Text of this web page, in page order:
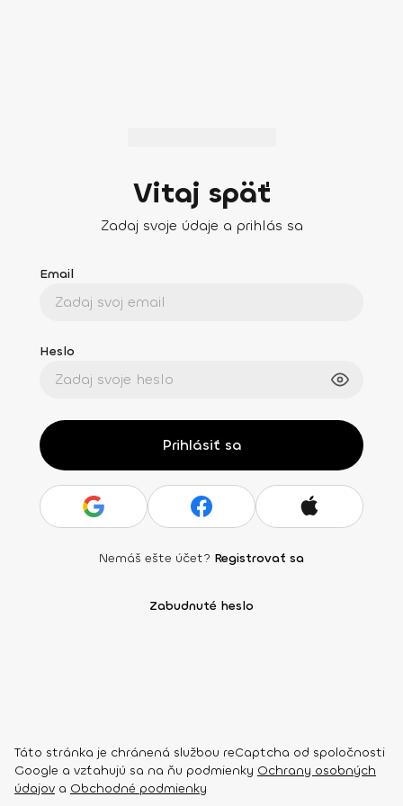
Vitaj späť
Zadaj svoje údaje a prihlás sa
Email
Heslo
Prihlásiť sa
Nemáš ešte účet? Registrovať sa
Zabudnuté heslo
Táto stránka je chránená službou reCaptcha od spoločnosti
Google a vzťahujú sa na ňu podmienky Ochrany osobných
údajov a Obchodné podmienky